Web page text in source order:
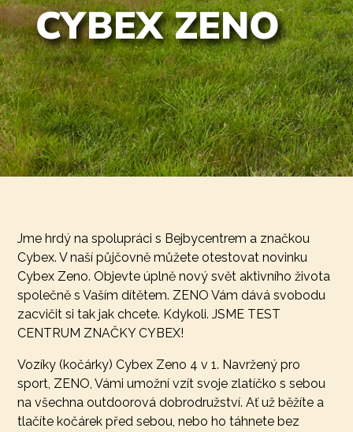
CYBEX ZENO
Jme hrdý na spolupráci s Bejbycentrem a značkou
Cybex. V naší půjčovně můžete otestovat novinku
Cybex Zeno. Objevte úplně nový svět aktivního života
společně s Vaším dítětem. ZENO Vám dává svobodu
zacvičit si tak jak chcete. Kdykoli. JSME TEST
CENTRUM ZNAČKY CYBEX!
Vozíky (kočárky) Cybex Zeno 4 v 1. Navržený pro
sport, ZENO, Vámi umožní vzít svoje zlatíčko s sebou
na všechna outdoorová dobrodružství. Ať už běžíte a
tlačíte kočárek před sebou, nebo ho táhnete bez